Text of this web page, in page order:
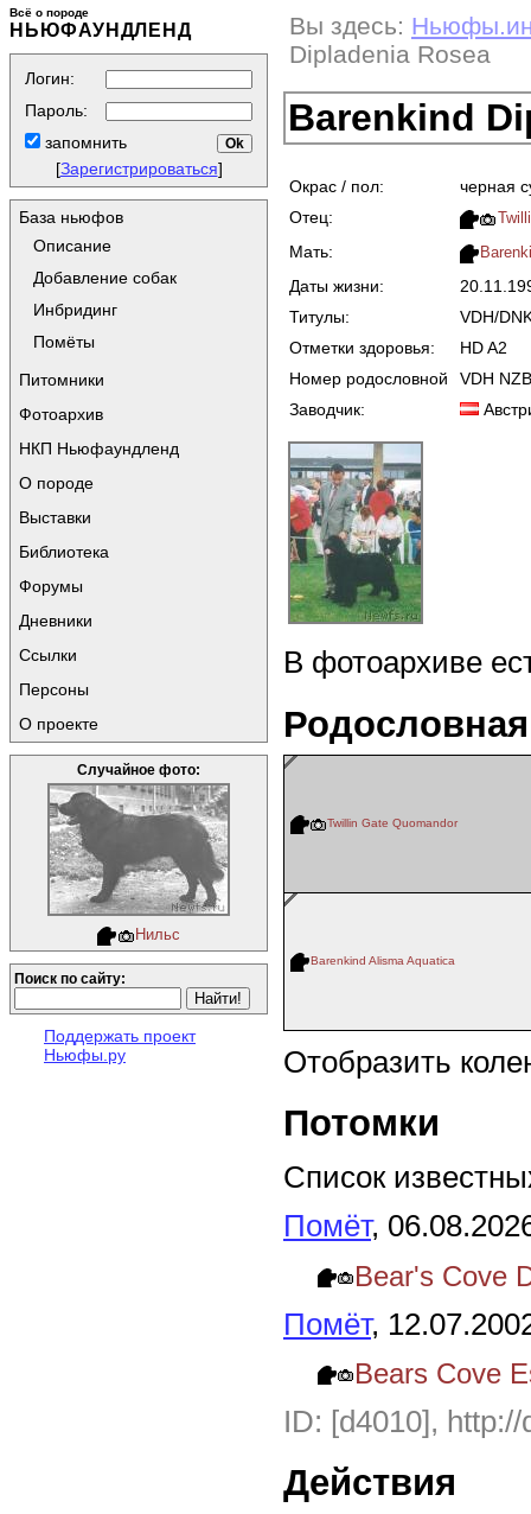
Всё о породе
НЬЮФАУНДЛЕНД
Логин:
Пароль:
запомнить
[Зарегистрироваться]
База ньюфов
Описание
Добавление собак
Инбридинг
Помёты
Питомники
Фотоархив
НКП Ньюфаундленд
О породе
Выставки
Библиотека
Форумы
Дневники
Ссылки
Персоны
О проекте
Случайное фото:
Нильс
Поиск по сайту:
Поддержать проект
Ньюфы.ру
Вы здесь:
Dipladenia Rosea
Barenkind
Окрас / пол:
черная
Отец:
Мать:
Даты жизни:
Титулы:
VDH/
Отметки здоровья:
HD A2
Номер родословной
VDH
Заводчик:
В фотоархиве
Родословная
Twillin Gate Quomandor
Barenkind Alisma Aquatica
Отобразить
Потомки
Список
Помёт,
Bear's Cove
Помёт,
Bears Cove
ID: [d4010],
Действия